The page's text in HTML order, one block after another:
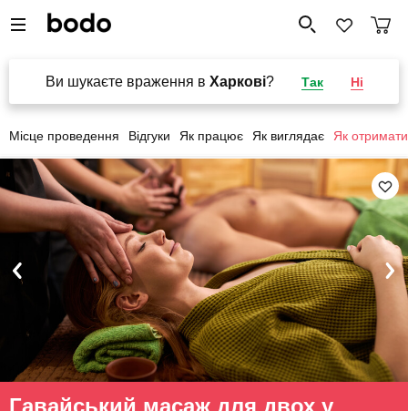
Ви шукаєте враження в Харкові? Так Ні
Місце проведення Відгуки Як працює Як виглядає Як отримати